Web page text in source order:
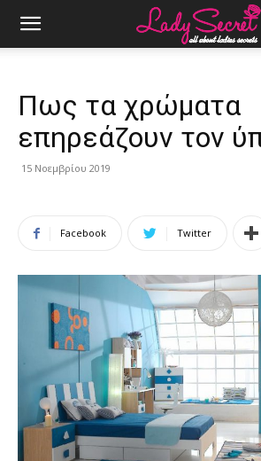
Πως τα χρώματα
επηρεάζουν τον
15 Νοεμβρίου 2019
Facebook Twitter